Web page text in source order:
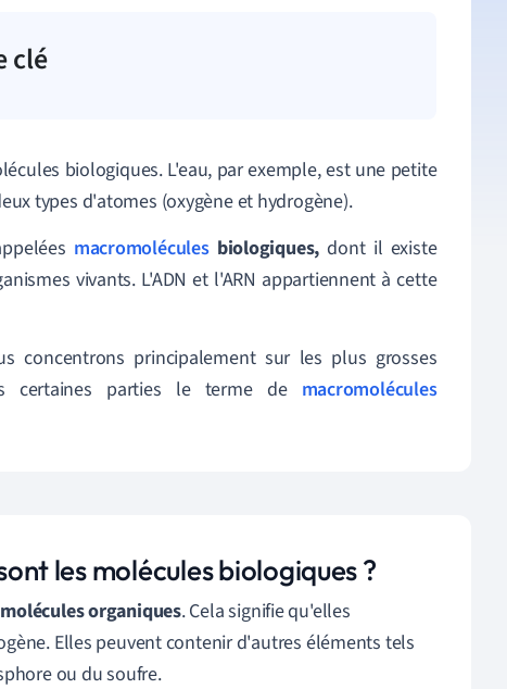
clé
biologiques. L'eau, par exemple, est une petite
types d'atomes (oxygène et hydrogène).
macromoléculesbiologiques,dont il existe
vivants. L'ADN et l'ARN appartiennent à cette
concentrons principalement sur les plus grosses
certaines parties le terme de macromolécules
les molécules biologiques ?
molécules organiques. Cela signifie qu'elles
Elles peuvent contenir d'autres éléments tels
ou du soufre.